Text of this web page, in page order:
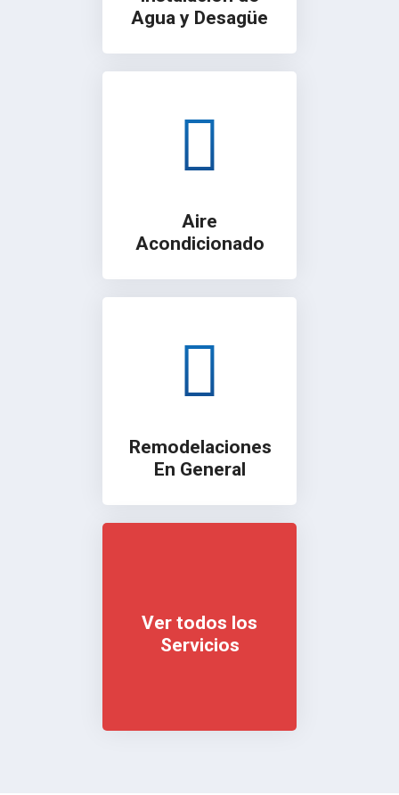
Agua y Desagüe
Aire
Acondicionado
Remodelaciones
En General
Ver todos los
Servicios